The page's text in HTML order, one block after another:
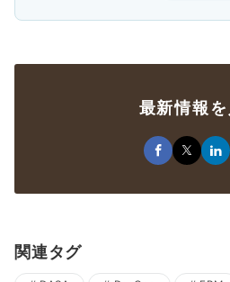
最新情報
関連タグ